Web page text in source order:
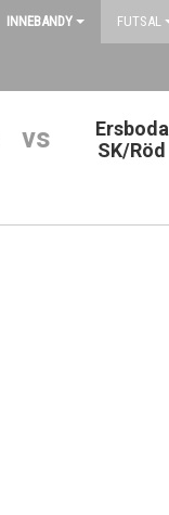
INNEBANDY FUTSAL
vs
Ersboda
SK/Röd